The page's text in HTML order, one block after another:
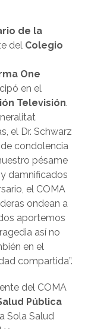
de la
del Colegio
One
en el
Televisión.
el Dr. Schwarz
condolencia
pésame
damnificados
el COMA
ondean a
aportemos
así no
en el
compartida”.
del COMA
Pública
Sola Salud